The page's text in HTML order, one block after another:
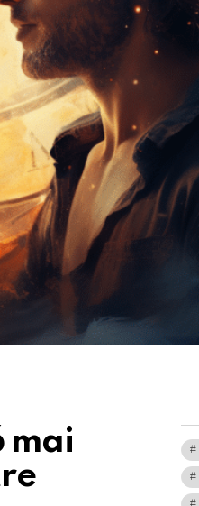
mai